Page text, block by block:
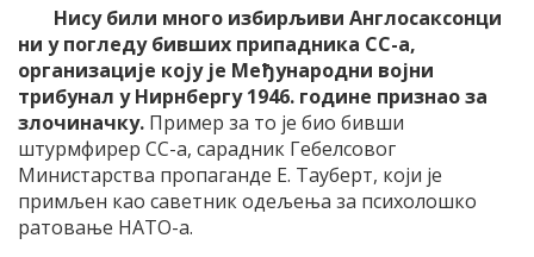
Нису били много избирљиви Англосаксонци
ни у погледу бивших припадника СС-а,
организације коју је Међународни војни
трибунал у Нирнбергу 1946. године признао за
злочиначку. Пример за то је био бивши
штурмфирер СС-а, сарадник Гебелсовог
Министарства пропаганде Е. Тауберт, који је
примљен као саветник одељења за психолошко
ратовање НАТО-а.